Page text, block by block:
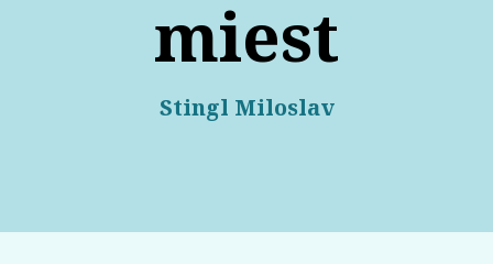
miest
Stingl Miloslav